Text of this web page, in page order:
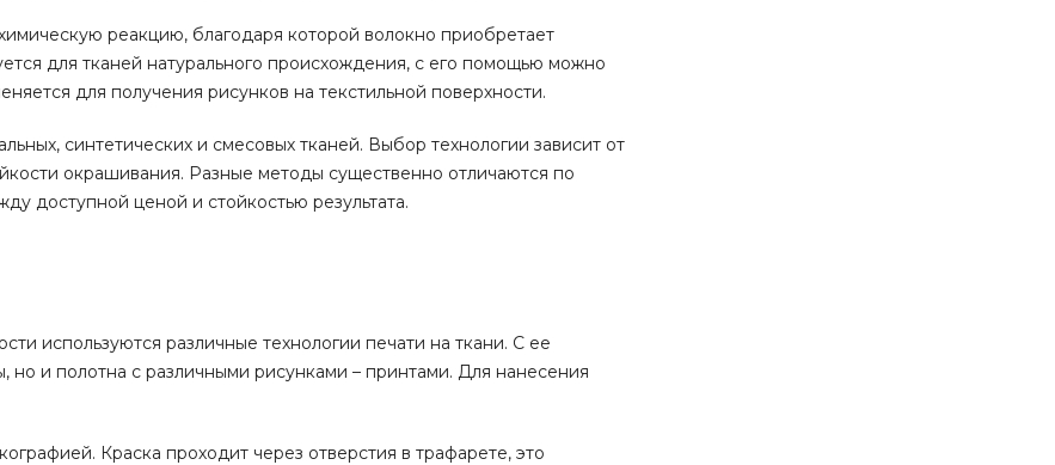
реакцию, благодаря которой волокно приобретает
для тканей натурального происхождения, с его помощью можно
для получения рисунков на текстильной поверхности.
синтетических и смесовых тканей. Выбор технологии зависит от
окрашивания. Разные методы существенно отличаются по
доступной ценой и стойкостью результата.
используются различные технологии печати на ткани. С ее
и полотна с различными рисунками – принтами. Для нанесения
Краска проходит через отверстия в трафарете, это